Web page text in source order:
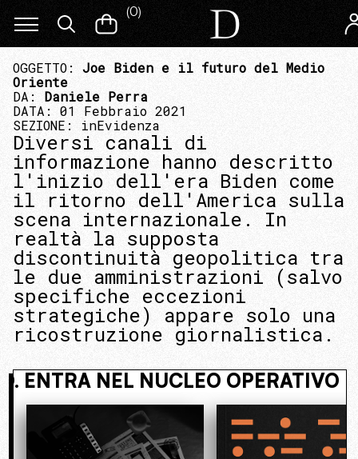
(0)
OGGETTO: Joe Biden e il futuro del Medio
Oriente
DA: Daniele Perra
DATA: 01 Febbraio 2021
SEZIONE: inEvidenza
Diversi canali di
informazione hanno descritto
l'inizio dell'era Biden come
il ritorno dell'America sulla
scena internazionale. In
realtà la supposta
discontinuità geopolitica tra
le due amministrazioni (salvo
specifiche eccezioni
strategiche) appare solo una
ricostruzione giornalistica.
NASCOSTO. ENTRA NEL NUCLEO